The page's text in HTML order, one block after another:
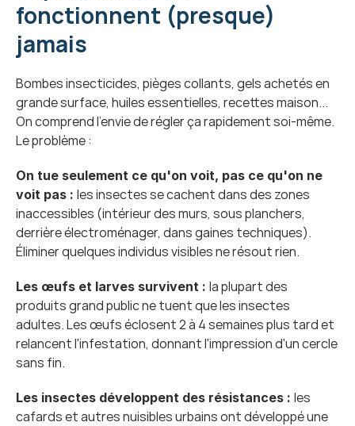
fonctionnent (presque)
jamais
Bombes insecticides, pièges collants, gels achetés en
grande surface, huiles essentielles, recettes maison...
On comprend l'envie de régler ça rapidement soi-même.
Le problème :
On tue seulement ce qu'on voit, pas ce qu'on ne
voit pas : les insectes se cachent dans des zones
inaccessibles (intérieur des murs, sous planchers,
derrière électroménager, dans gaines techniques).
Éliminer quelques individus visibles ne résout rien.
Les œufs et larves survivent : la plupart des
produits grand public ne tuent que les insectes
adultes. Les œufs éclosent 2 à 4 semaines plus tard et
relancent l'infestation, donnant l'impression d'un cercle
sans fin.
Les insectes développent des résistances : les
cafards et autres nuisibles urbains ont développé une